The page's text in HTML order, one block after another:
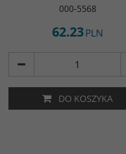
000-5568
62.23PLN
DO KOSZYKA